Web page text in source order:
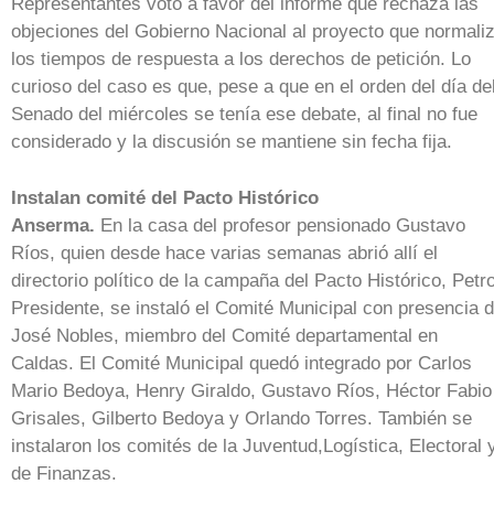
objeciones del Gobierno Nacional al proyecto que
los tiempos de respuesta a los derechos de petición. Lo
curioso del caso es que, pese a que en el orden del día
Senado del miércoles se tenía ese debate, al final no fue
considerado y la discusión se mantiene sin fecha fija.
Instalan comité del Pacto Histórico
Anserma. En la casa del profesor pensionado Gustavo
Ríos, quien desde hace varias semanas abrió allí el
directorio político de la campaña del Pacto Histórico,
Presidente, se instaló el Comité Municipal con presencia
José Nobles, miembro del Comité departamental en
Caldas. El Comité Municipal quedó integrado por Carlos
Mario Bedoya, Henry Giraldo, Gustavo Ríos, Héctor Fabio
Grisales, Gilberto Bedoya y Orlando Torres. También se
instalaron los comités de la Juventud,Logística, Electoral
de Finanzas.